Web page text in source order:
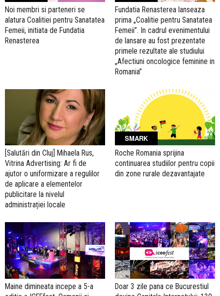
Noi membri si parteneri se
alatura Coalitiei pentru Sanatatea
Femeii, initiata de Fundatia
Renasterea
Fundatia Renasterea lanseaza
prima „Coalitie pentru Sanatatea
Femeii”. In cadrul evenimentului
de lansare au fost prezentate
primele rezultate ale studiului
„Afectiuni oncologice feminine in
Romania”
[Salutări din Cluj] Mihaela Rus,
Vitrina Advertising: Ar fi de
ajutor o uniformizare a regulilor
de aplicare a elementelor
publicitare la nivelul
administrației locale
SMARK
Roche Romania sprijina
continuarea studiilor pentru copii
din zone rurale dezavantajate
Maine dimineata incepe a 5-a
Doar 3 zile pana ce Bucurestiul